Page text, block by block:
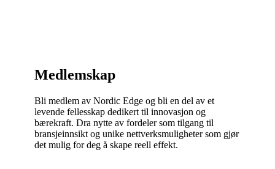
Medlemskap
Bli medlem av Nordic Edge og bli en del av et
levende fellesskap dedikert til innovasjon og
bærekraft. Dra nytte av fordeler som tilgang til
bransjeinnsikt og unike nettverksmuligheter som gjør
det mulig for deg å skape reell effekt.